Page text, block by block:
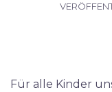
Für alle Kinder